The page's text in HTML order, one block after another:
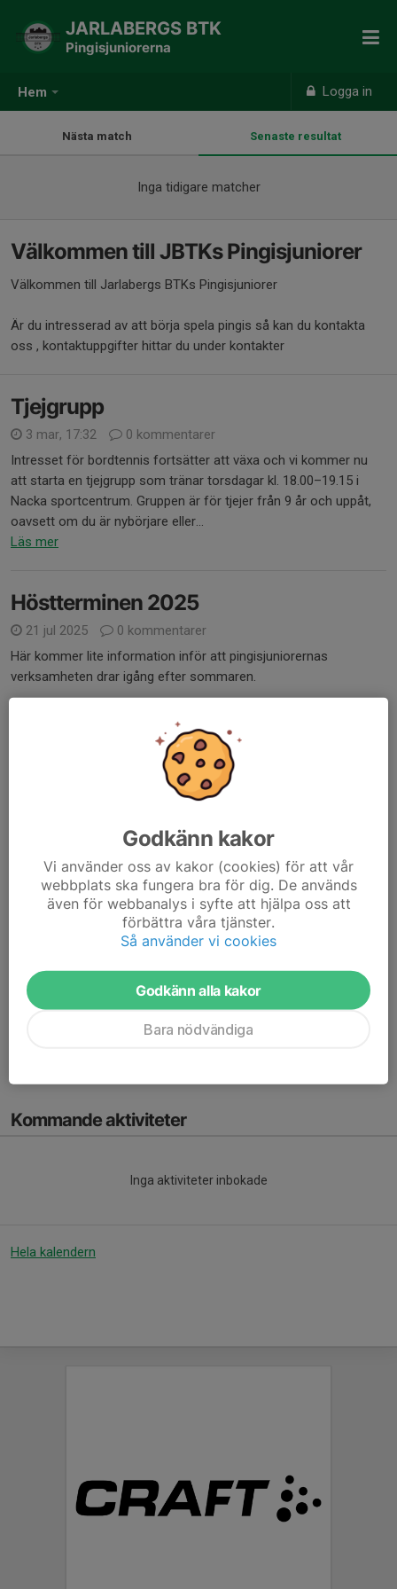
Hem Logga in
JARLABERGS BTK
Pingisjuniorerna
Nästa match Senaste resultat
Inga tidigare matcher
Välkommen till JBTKs Pingisjuniorer
Välkommen till Jarlabergs BTKs Pingisjuniorer
Är du intresserad av att börja spela pingis så kan du kontakta
oss , kontaktuppgifter hittar du under kontakter
Tjejgrupp
3 mar, 17:32
0 kommentarer
Intresset för bordtennis fortsätter att växa och vi kommer nu
att starta en tjejgrupp som tränar torsdagar kl. 18.00–19.15 i
Nacka sportcentrum. Gruppen är för tjejer från 9 år och uppåt,
oavsett om du är nybörjare eller...
Läs mer
Höstterminen 2025
21 jul 2025
0 kommentarer
Här kommer lite information inför att pingisjuniorernas
verksamheten drar igång efter sommaren.
följande grupper med nya tider:
: Tisdagar kl. 18....
Vi startar en ny juniorgrupp
4 nov 2024
0 kommentarer
Det är en pingisboom i Sverige och därför är vi extra glada att
meddela att vi nu har möjlighet att startar ytterligare en
Från och med nu har vi två grupper:
Måndagsgruppen: Träning måndagar
Torsdagsgruppen:...
Kommande aktiviteter
Inga aktiviteter inbokade
Hela kalendern
Godkänn kakor
Vi använder oss av kakor (cookies) för att vår
webbplats ska fungera bra för dig. De används
även för webbanalys i syfte att hjälpa oss att
förbättra våra tjänster.
Så använder vi cookies
Godkänn alla kakor
Bara nödvändiga